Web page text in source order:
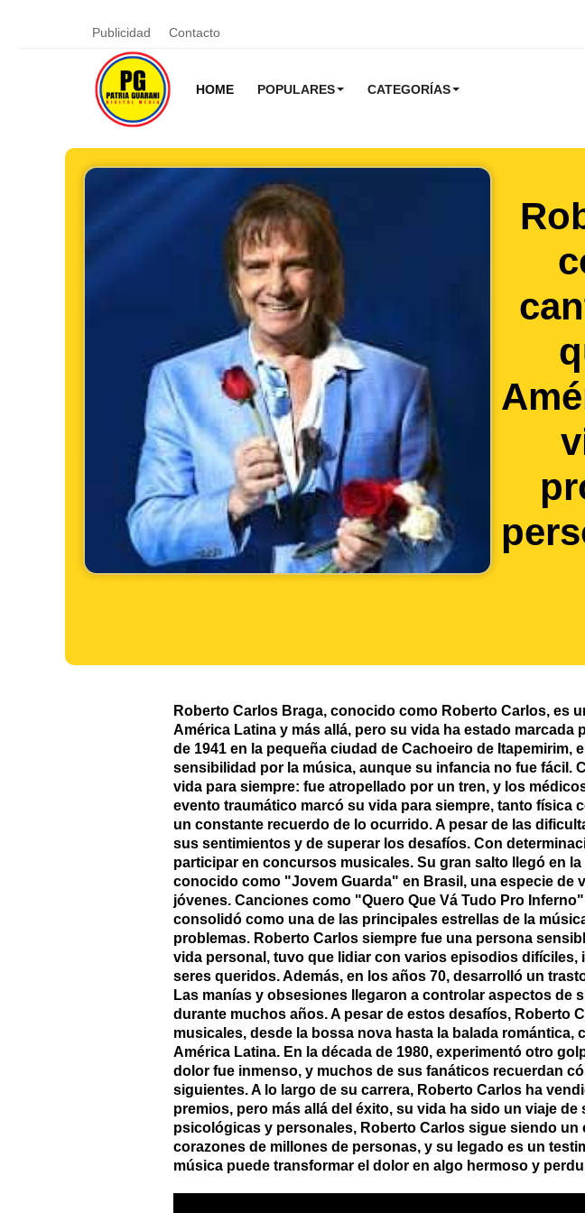
Publicidad Contacto
HOME POPULARES CATEGORÍAS
Roberto Carlos Braga, conocido como Roberto Carlos, es
América Latina y más allá, pero su vida ha estado
de 1941 en la pequeña ciudad de Cachoeiro de
sensibilidad por la música, aunque su infancia no fue fácil.
vida para siempre: fue atropellado por un tren, y los
evento traumático marcó su vida para siempre, tanto física
un constante recuerdo de lo ocurrido. A pesar de las
sus sentimientos y de superar los desafíos. Con
participar en concursos musicales. Su gran salto llegó en
conocido como "Jovem Guarda" en Brasil, una especie
jóvenes. Canciones como "Quero Que Vá Tudo Pro
consolidó como una de las principales estrellas de la
problemas. Roberto Carlos siempre fue una persona
vida personal, tuvo que lidiar con varios episodios
seres queridos. Además, en los años 70, desarrolló un
Las manías y obsesiones llegaron a controlar aspectos de
durante muchos años. A pesar de estos desafíos,
musicales, desde la bossa nova hasta la balada
América Latina. En la década de 1980, experimentó otro
dolor fue inmenso, y muchos de sus fanáticos recuerdan
siguientes. A lo largo de su carrera, Roberto Carlos ha
premios, pero más allá del éxito, su vida ha sido un viaje
psicológicas y personales, Roberto Carlos sigue siendo
corazones de millones de personas, y su legado es un
música puede transformar el dolor en algo hermoso y